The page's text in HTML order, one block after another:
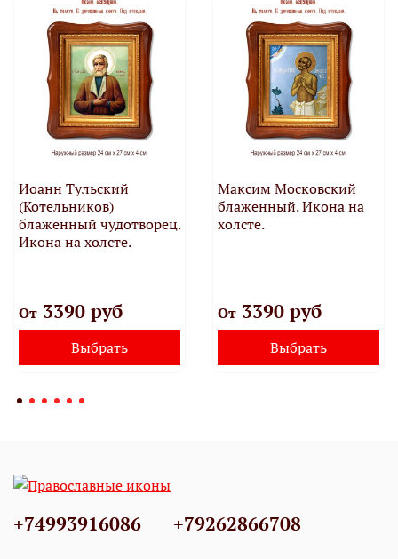
Иоанн Тульский
(Котельников)
блаженный чудотворец.
Икона на холсте.
От3390 руб
Выбрать
Максим Московский
блаженный. Икона на
холсте.
От3390 руб
Выбрать
+74993916086 +79262866708